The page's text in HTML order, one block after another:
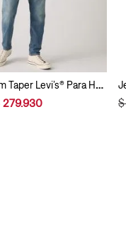
Jeans 512® Slim Taper Levi’s® Para Hombre
279.930
$